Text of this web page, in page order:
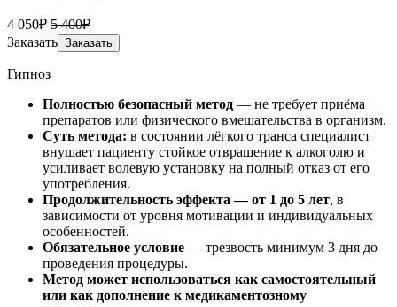
4 050₽ 5 400₽
Заказать Заказать
Гипноз
Полностью безопасный метод — не требует приёма
препаратов или физического вмешательства в организм.
Суть метода: в состоянии лёгкого транса специалист
внушает пациенту стойкое отвращение к алкоголю и
усиливает волевую установку на полный отказ от его
употребления.
Продолжительность эффекта — от 1 до 5 лет, в
зависимости от уровня мотивации и индивидуальных
особенностей.
Обязательное условие — трезвость минимум 3 дня до
проведения процедуры.
Метод может использоваться как самостоятельный
или как дополнение к медикаментозному